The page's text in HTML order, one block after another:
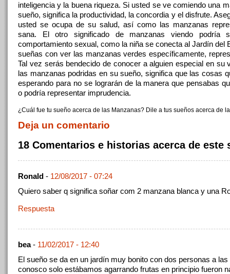
inteligencia y la buena riqueza. Si usted se ve comiendo una
sueño, significa la productividad, la concordia y el disfrute.
usted se ocupa de su salud, así como las manzanas
sana. El otro significado de manzanas viendo podría
comportamiento sexual, como la niña se conecta al Jardín del
sueñas con ver las manzanas verdes específicamente,
Tal vez serás bendecido de conocer a alguien especial en su
las manzanas podridas en su sueño, significa que las cosas
esperando para no se lograrán de la manera que pensabas
o podría representar imprudencia.
¿Cuál fue tu sueño acerca de las Manzanas? Dile a tus sueños acerca de
Deja un comentario
18 Comentarios e historias acerca de este
Ronald - 12/08/2017 - 07:24
Quiero saber q significa soñar com 2 manzana blanca y una
Respuesta
bea- 11/02/2017 - 12:40
El sueño se da en un jardín muy bonito con dos personas a
conosco solo estábamos agarrando frutas en principio fueron